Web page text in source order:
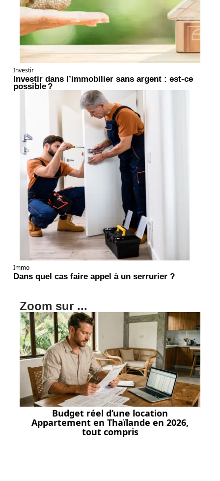
Investir
Investir dans l’immobilier sans argent : est-ce
possible ?
Immo
Dans quel cas faire appel à un serrurier ?
Zoom sur ...
Budget réel d’une location
Appartement en Thaïlande en 2026,
tout compris